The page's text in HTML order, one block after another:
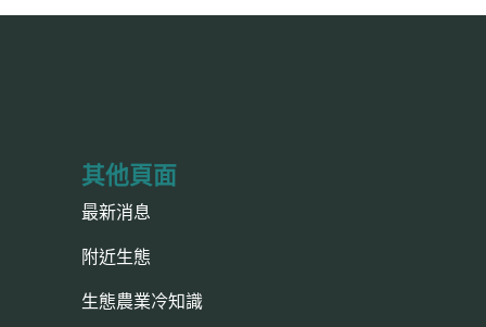
其他頁面
最新消息
附近生態
生態農業冷知識